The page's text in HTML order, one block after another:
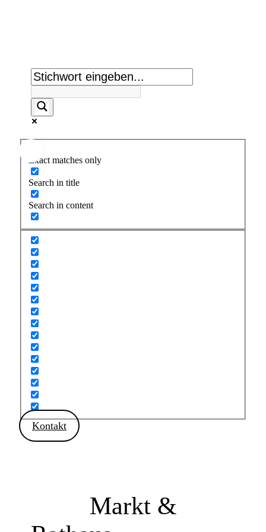
Exact matches only
Search in title
Search in content
Kontakt
Markt &